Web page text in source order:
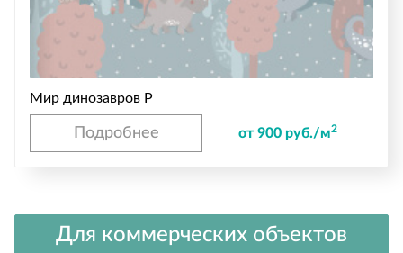
Мир динозавров P
Подробнее от 900 руб./м2
Для коммерческих объектов